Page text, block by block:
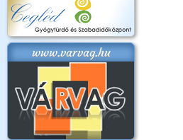
www.varvag.hu